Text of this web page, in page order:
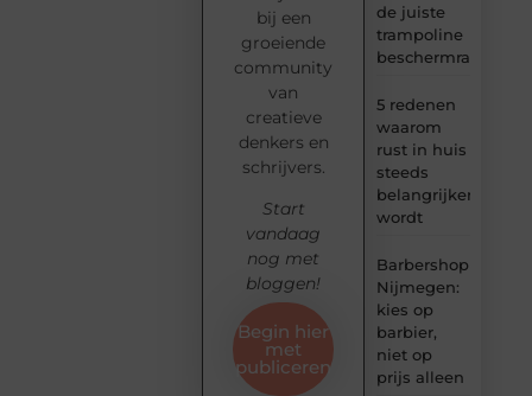
de juiste
trampoline
beschermrand
5 redenen
waarom
rust in huis
steeds
belangrijker
wordt
Barbershop
Nijmegen:
kies op
barbier,
niet op
prijs alleen
bij een
groeiende
community
van
creatieve
denkers en
schrijvers.
Start
vandaag
nog met
bloggen!
Begin hier
met
publiceren